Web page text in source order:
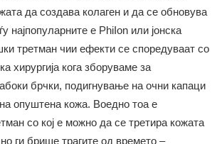
да создава колаген и да се обновува
најпопуларните е PhiIon или јонска
третман чии ефекти се споредуваат со
хирургија кога зборуваме за
брчки, подигнување на очни капаци
опуштена кожа. Воедно тоа е
со кој е можно да се третира кожата
ги брише трагите од времето –